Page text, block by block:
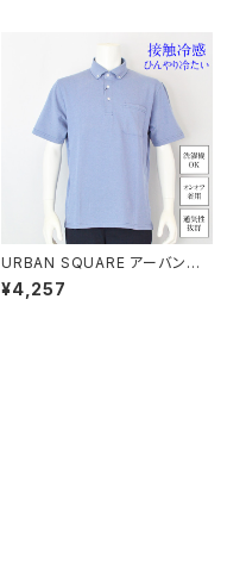
URBAN SQUARE アーバンス
クエア｜接触冷感 鹿の子ボタン
ダウンポロシャツ｜洗濯機OK
¥4,257